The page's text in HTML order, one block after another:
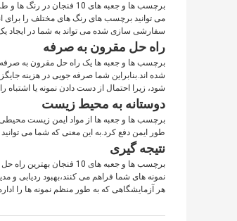
برچسب ها و جعبه های 10
می توانید برچسب های رنگ های مختلف را برای
سفارشی سازی شده می تواند به شما در ایجاد
راه حل مقرون به صرفه
برچسب ها و جعبه ها یک راه حل مقرون به صرفه
شده اند.بنابراین شما صرفه جویی در هزینه
شود، زیرا احتمال از دست دادن نمونه یا
دوستانه به محیط زیست
برچسب ها و جعبه ها از مواد ایمن زیست محیطی
طور ایمن دفع کرد.به این معنی که شما می توانید
نتیجه گیری
برچسب ها و جعبه های 10
نمونه های شما فراهم می کنند،بهبود ردیابی
هر آزمایشگاهی که به طور منظم نمونه ها را